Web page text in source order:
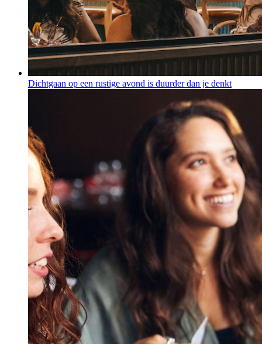
Dichtgaan op een rustige avond is duurder dan je denkt